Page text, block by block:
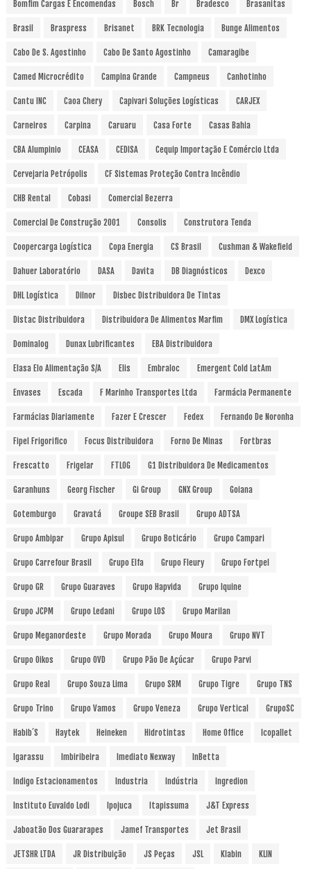
Bomfim Cargas E Encomendas Bosch Br Bradesco Brasanitas
Brasil Braspress Brisanet BRK Tecnologia Bunge Alimentos
Cabo De S. Agostinho Cabo De Santo Agostinho Camaragibe
Camed Microcrédito Campina Grande Campneus Canhotinho
Cantu INC Caoa Chery Capivari Soluções Logísticas CARJEX
Carneiros Carpina Caruaru Casa Forte Casas Bahia
CBA Alumpinio CEASA CEDISA Cequip Importação E Comércio Ltda
Cervejaria Petrópolis CF Sistemas Proteção Contra Incêndio
CHB Rental Cobasi Comercial Bezerra
Comercial De Construção 2001 Consolis Construtora Tenda
Coopercarga Logística Copa Energia CS Brasil Cushman & Wakefield
Dahuer Laboratório DASA Davita DB Diagnósticos Dexco
DHL Logística Dilnor Disbec Distribuidora De Tintas
Distac Distribuidora Distribuidora De Alimentos Marfim DMX Logística
Dominalog Dunax Lubrificantes EBA Distribuidora
Elasa Elo Alimentação S/A Elis Embraloc Emergent Cold LatAm
Envases Escada F Marinho Transportes Ltda Farmácia Permanente
Farmácias Diariamente Fazer E Crescer Fedex Fernando De Noronha
Fipel Frigorifico Focus Distribuidora Forno De Minas Fortbras
Frescatto Frigelar FTLOG G1 Distribuidora De Medicamentos
Garanhuns Georg Fischer Gi Group GNX Group Goiana
Gotemburgo Gravatá Groupe SEB Brasil Grupo ADTSA
Grupo Ambipar Grupo Apisul Grupo Boticário Grupo Campari
Grupo Carrefour Brasil Grupo Elfa Grupo Fleury Grupo Fortpel
Grupo GR Grupo Guaraves Grupo Hapvida Grupo Iquine
Grupo JCPM Grupo Ledani Grupo LOS Grupo Marilan
Grupo Meganordeste Grupo Morada Grupo Moura Grupo NVT
Grupo Oikos Grupo OVD Grupo Pão De Açúcar Grupo Parvi
Grupo Real Grupo Souza Lima Grupo SRM Grupo Tigre Grupo TNS
Grupo Trino Grupo Vamos Grupo Veneza Grupo Vertical GrupoSC
Habib´s Haytek Heineken Hidrotintas Home Office Icopallet
Igarassu Imbiribeira Imediato Nexway InBetta
Indigo Estacionamentos Industria Indústria Ingredion
Instituto Euvaldo Lodi Ipojuca Itapissuma J&T Express
Jaboatão Dos Guararapes Jamef Transportes Jet Brasil
JETSHR LTDA JR Distribuição JS Peças JSL Klabin KLIN